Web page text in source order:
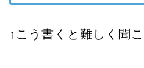
↑こう書くと難しく聞